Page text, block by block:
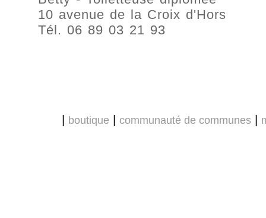
10 avenue de la Croix d'Hors
Tél. 06 89 03 21 93
boutique communauté de communes